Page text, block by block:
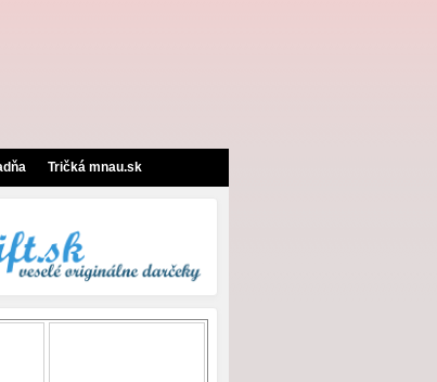
Tričká mnau.sk